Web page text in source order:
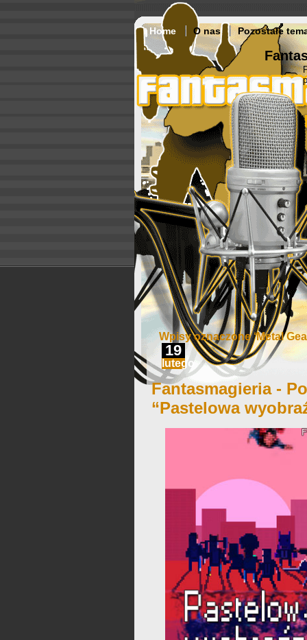
Home O nas Pozostałe
Wpisy oznaczone ‘Metal
19
lutego
Fantasmagieria -
“Pastelowa